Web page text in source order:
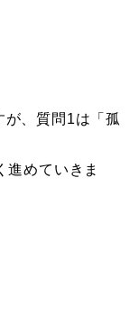
、質問1は「孤
進めていきま